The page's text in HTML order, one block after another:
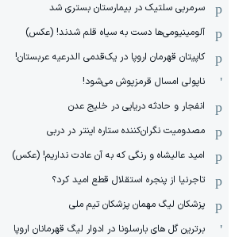
سرمربی سلتیک در بیمارستان بستری شد
آلومینیومی‌ها دست به سیاه قلم شدند! (عکس)
کاپیتان قهرمان اروپا در یک‌قدمی الدرعیه عربستان!
ناپولی امسال قرمزپوش می‌شود!
انفجار و حادثه دریایی در خلیج عدن
مصدومیت نگران‌کننده ستاره اینتر در دربی
امید عالیشاه و رنگی که به آن عادت نداریم! (عکس)
تاجرنیا از پنجره استقلال قطع امید کرد؟
پزشکان لیگ مهمان پزشکان تیم ملی
برترین گل های بارسلونا در ادوار لیگ قهرمانان اروپا